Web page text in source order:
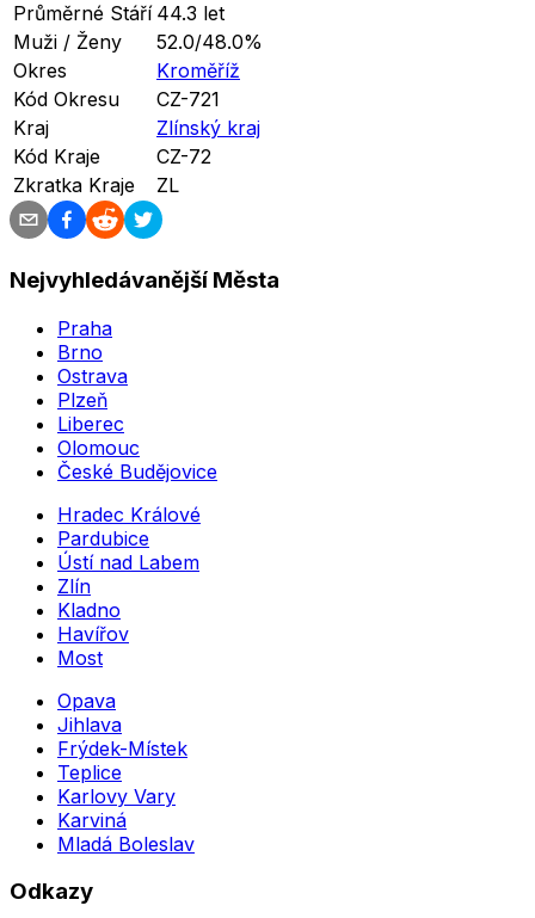
Průměrné Stáří 44.3 let
Muži / Ženy
52.0/48.0%
Okres
Kroměříž
Kód Okresu
CZ-721
Kraj
Zlínský kraj
Kód Kraje
CZ-72
Zkratka Kraje
ZL
Nejvyhledávanější Města
Praha
Brno
Ostrava
Plzeň
Liberec
Olomouc
České Budějovice
Hradec Králové
Pardubice
Ústí nad Labem
Zlín
Kladno
Havířov
Most
Opava
Jihlava
Frýdek-Místek
Teplice
Karlovy Vary
Karviná
Mladá Boleslav
Odkazy